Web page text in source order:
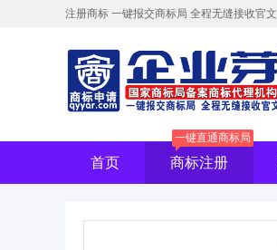
注册商标 一键报交商标局 全程无缝接收官文
首页 商标注册
一键直通商标局